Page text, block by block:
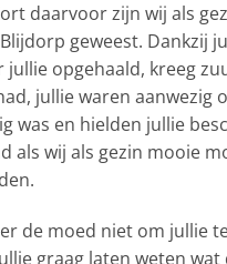
daarvoor zijn wij als
geweest. Dankzij
jullie opgehaald, kreeg
jullie waren aanwezig
was en hielden jullie
als wij als gezin mooie
de moed niet om jullie
graag laten weten wat